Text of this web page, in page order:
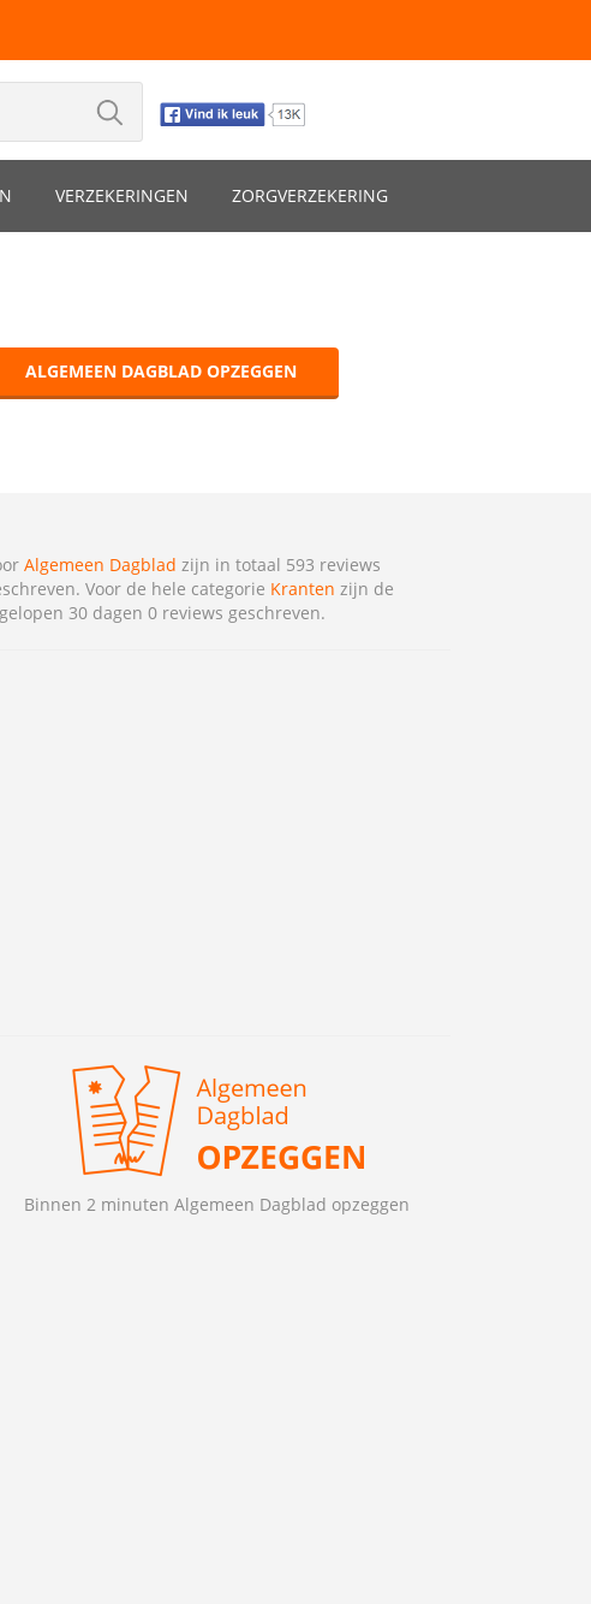
VERZEKERINGEN ZORGVERZEKERING
ALGEMEEN DAGBLAD OPZEGGEN
Algemeen Dagblad zijn in totaal 593 reviews
Voor de hele categorie Kranten zijn de
30 dagen 0 reviews geschreven.
Binnen 2 minuten Algemeen Dagblad opzeggen